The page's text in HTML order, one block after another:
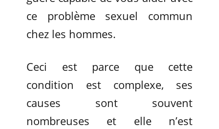
ce problème sexuel commun
chez les hommes.
Ceci est parce que cette
condition est complexe, ses
causes sont souvent
nombreuses et elle n’est